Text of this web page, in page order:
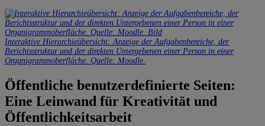
Interaktive Hierarchieübersicht: Anzeige der Aufgabenbereiche, der
Berichtsstruktur und der direkten Untergebenen einer Person in einer
Organigrammoberfläche. Quelle: Moodle.
Öffentliche benutzerdefinierte Seiten:
Eine Leinwand für Kreativität und
Öffentlichkeitsarbeit